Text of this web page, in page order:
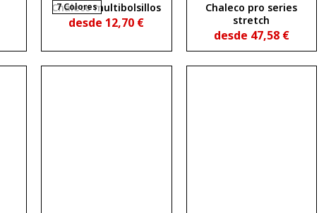
7 Colores
Chaleco multibolsillos
desde 12,70 €
Chaleco pro series
stretch
desde 47,58 €